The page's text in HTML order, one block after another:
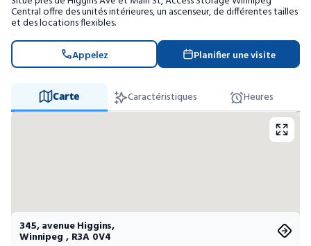
Entreposage mobile
Fournitures d’emballage
Mon compte / Payer
Central offre des unités intérieures, un ascenseur, de différentes tailles
et des locations flexibles.
Appelez Planifier une visite
Carte Caractéristiques Heures
345, avenue Higgins,
Winnipeg , R3A 0V4